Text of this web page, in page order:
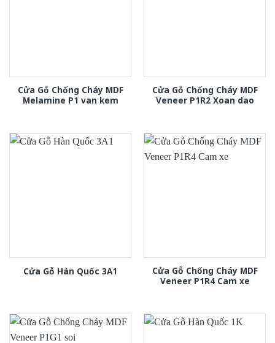
Cửa Gỗ Chống Cháy MDF
Melamine P1 van kem
Cửa Gỗ Chống Cháy MDF
Veneer P1R2 Xoan dao
Cửa Gỗ Hàn Quốc 3A1
Cửa Gỗ Chống Cháy MDF
Veneer P1R4 Cam xe